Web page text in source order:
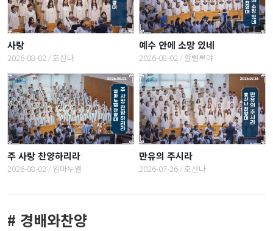
사랑
2026-08-02 호산나
예수 안에 소망 있네
2026-08-02 할렐루야
주 사랑 찬양하리라
2026-08-02 임마누엘
만유의 주시라
2026-07-26 호산나
# 경배와찬양